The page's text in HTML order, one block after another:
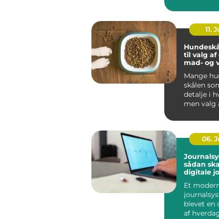
be...
11.
til valg af
mad- og
Mange
skålen
detalje i
men valg
06.
sådan
digitale
Et
blevet en
af